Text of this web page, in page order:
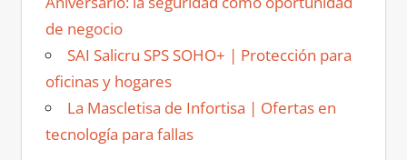
de negocio
SAI Salicru SPS SOHO+ | Protección para
oficinas y hogares
La Mascletisa de Infortisa | Ofertas en
tecnología para fallas